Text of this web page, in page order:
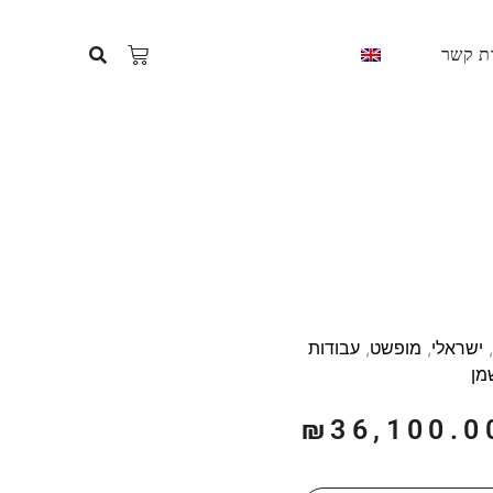
קשר
, ישראלי, מופשט, עבודות
₪